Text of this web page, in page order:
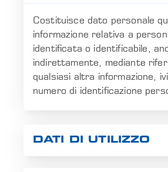
Costituisce dato personale
informazione relativa a
identificata o identificabile,
indirettamente, mediante
qualsiasi altra informazione,
numero di identificazione
DATI DI UTILIZZO